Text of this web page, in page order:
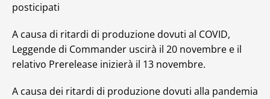
posticipati
A causa di ritardi di produzione dovuti al COVID,
Leggende di Commander uscirà il 20 novembre e il
relativo Prerelease inizierà il 13 novembre.
A causa dei ritardi di produzione dovuti alla pandemia